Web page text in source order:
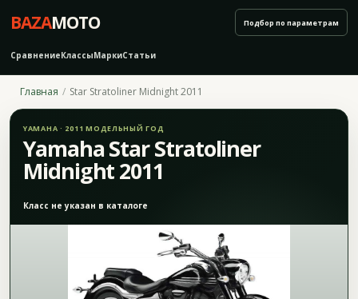
BAZAMOTO
СравнениеКлассыМаркиСтатьи
Подбор по параметрам
Главная Star Stratoliner Midnight 2011
YAMAHA · 2011 МОДЕЛЬНЫЙ ГОД
Yamaha Star Stratoliner
Midnight 2011
Класс не указан в каталоге